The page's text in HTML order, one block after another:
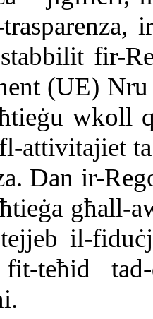
fir-
(UE)
wkoll
attivitajiet
Dan ir-
għall-
il-
teħid tad-